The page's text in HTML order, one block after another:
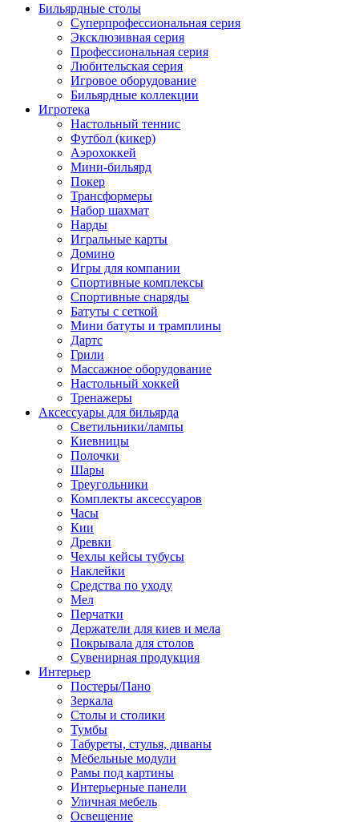
Бильярдные столы
Суперпрофессиональная серия
Эксклюзивная серия
Профессиональная серия
Любительская серия
Игровое оборудование
Бильярдные коллекции
Игротека
Настольный теннис
Футбол (кикер)
Аэрохоккей
Мини-бильярд
Покер
Трансформеры
Набор шахмат
Нарды
Игральные карты
Домино
Игры для компании
Спортивные комплексы
Спортивные снаряды
Батуты с сеткой
Мини батуты и трамплины
Дартс
Грили
Массажное оборудование
Настольный хоккей
Тренажеры
Аксессуары для бильярда
Светильники/лампы
Киевницы
Полочки
Шары
Треугольники
Комплекты аксессуаров
Часы
Кии
Древки
Чехлы кейсы тубусы
Наклейки
Средства по уходу
Мел
Перчатки
Держатели для киев и мела
Покрывала для столов
Сувенирная продукция
Интерьер
Постеры/Пано
Зеркала
Столы и столики
Тумбы
Табуреты, стулья, диваны
Мебельные модули
Рамы под картины
Интерьерные панели
Уличная мебель
Освещение